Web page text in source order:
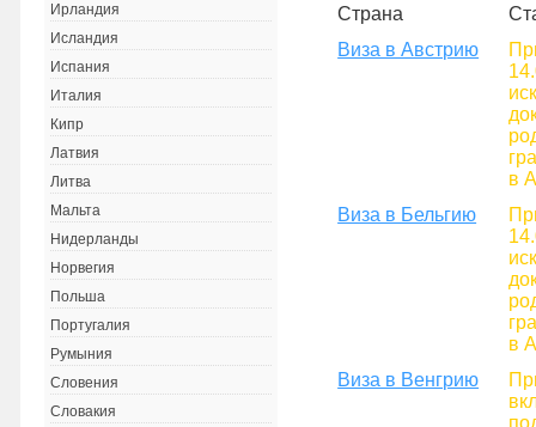
Страна
Виза в Австрию
в
Виза в Бельгию
в
Виза в Венгрию
Ирландия
Исландия
Испания
Италия
Кипр
Латвия
Литва
Мальта
Нидерланды
Норвегия
Польша
Португалия
Румыния
Словения
Словакия